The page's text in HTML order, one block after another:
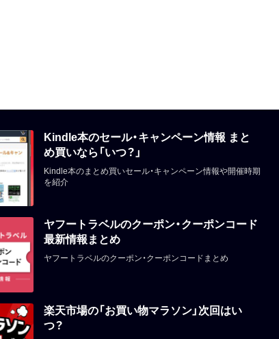
Kindle本のセール・キャンペーン情報 まと
め買いなら「いつ？」
Kindle本のまとめ買いセール・キャンペーン情報や開催時期
を紹介
ヤフートラベルのクーポン・クーポンコード
最新情報まとめ
ヤフートラベルのクーポン・クーポンコードまとめ
楽天市場の「お買い物マラソン」次回はい
つ？